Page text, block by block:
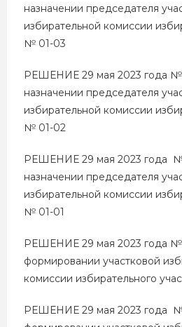
назначении председателя
избирательной комиссии
№ 01-03
РЕШЕНИЕ 29 мая 2023 года
назначении председателя
избирательной комиссии
№ 01-02
РЕШЕНИЕ 29 мая 2023 года
назначении председателя
избирательной комиссии
№ 01-01
РЕШЕНИЕ 29 мая 2023 года
формировании участковой
комиссии избирательного
РЕШЕНИЕ 29 мая 2023 года